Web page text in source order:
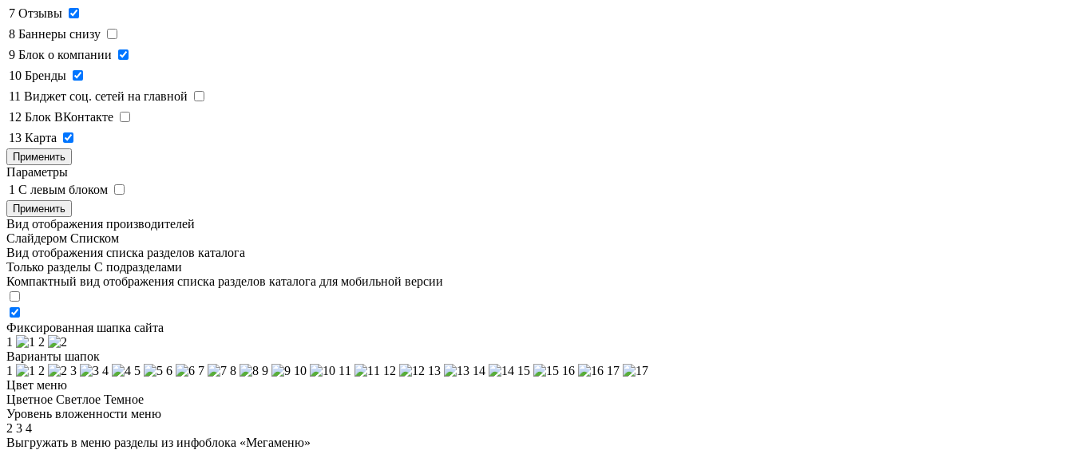
7 Отзывы
8 Баннеры снизу
9 Блок о компании
10 Бренды
11 Виджет соц. сетей на главной
12 Блок ВКонтакте
13 Карта
Применить
Параметры
1 C левым блоком
Применить
Вид отображения производителей
Слайдером Списком
Вид отображения списка разделов каталога
Только разделы С подразделами
Компактный вид отображения списка разделов каталога для мобильной версии
Фиксированная шапка сайта
1
2
Варианты шапок
1
2 3 4 5 6 7 8 9 10 11 12 13 14 15 16
17
Цвет меню
Цветное Светлое Темное
Уровень вложенности меню
2 3 4
Выгружать в меню разделы из инфоблока «Мегаменю»